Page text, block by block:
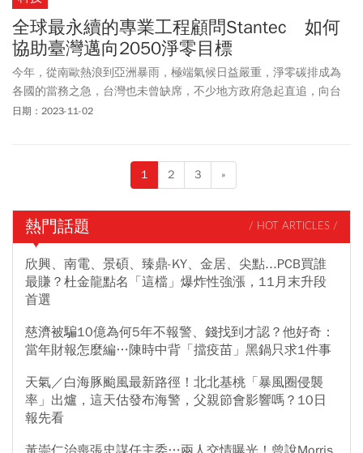
全球最永續的專業工程顧問Stantec 如何
協助臺灣邁向2050淨零目標
今年，從南歐熱浪到亞洲暴雨，極端氣候日益嚴重，淨零碳排成為
各國的當務之急，台灣也未曾缺席，不少地方政府急起直追，向台
灣2050淨零目標邁進。
日期：2023-11-02
1 2 3 »
熱門話題 / HOT ARTICLES /
欣興、南電、景碩、臻鼎-KY、金居、尖點...PCB買誰
最賺？杜金龍點名「這檔」爆炸性強漲，11月末升段
首選
慈濟被騙10億為何5年不報警、錢找到才認？他好奇：
當年財報怎麼編…陳時中背「擋疫苗」黑鍋只求1件事
天氣／白海豚颱風最新路徑！北北基桃「暴風圈侵襲
率」出爐，這天估發布海警，父親節會影響嗎？10日
報先看